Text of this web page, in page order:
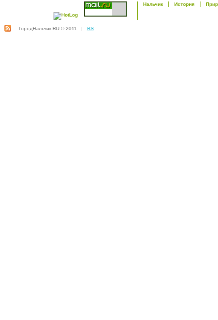
Нальчик История
ГородНальчик.RU © 2011 | BS